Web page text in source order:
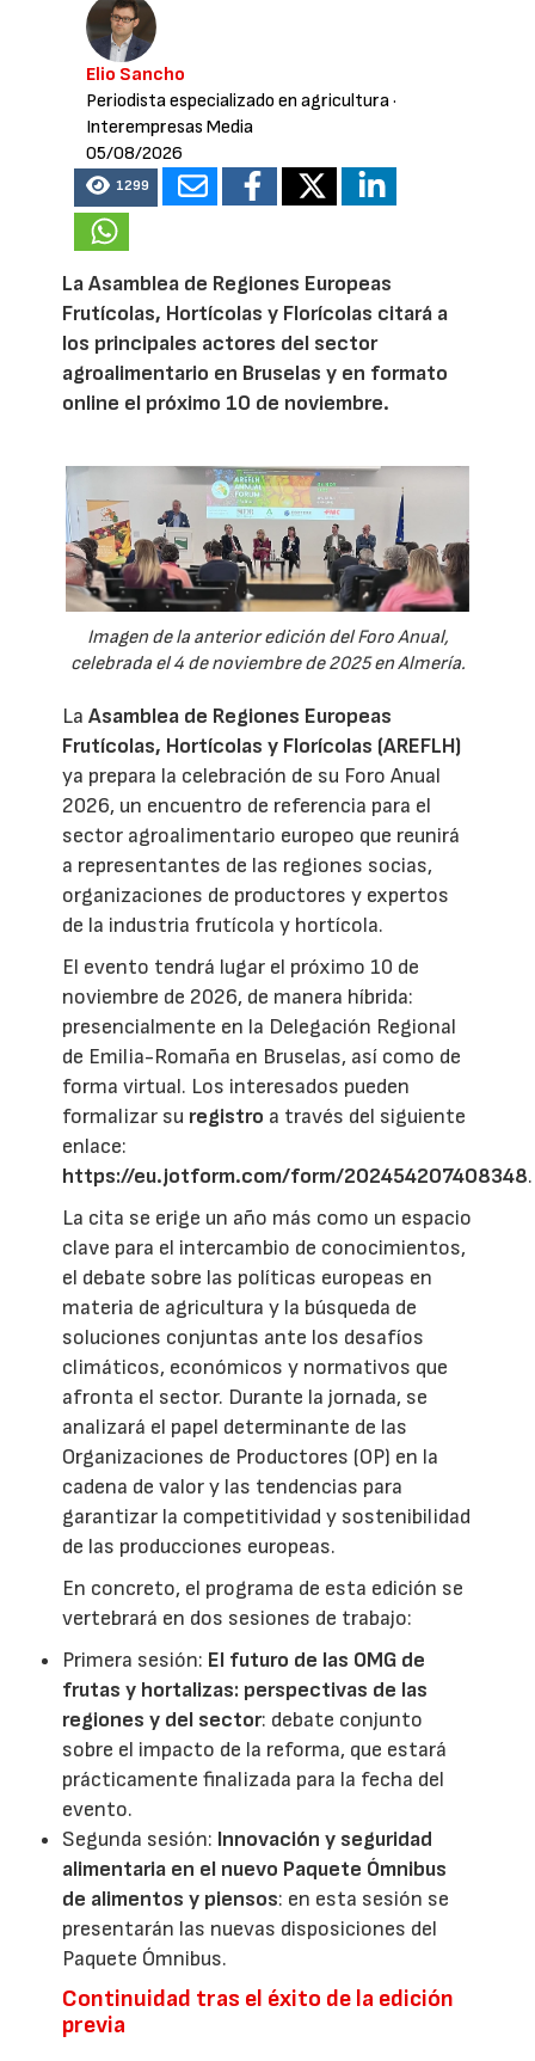
Elio Sancho
Periodista especializado en agricultura·
Interempresas Media
05/08/2026
1299
La Asamblea de Regiones Europeas
Frutícolas, Hortícolas y Florícolas citará a
los principales actores del sector
agroalimentario en Bruselas y en formato
online el próximo 10 de noviembre.
Imagen de la anterior edición del Foro Anual,
celebrada el 4 de noviembre de 2025 en Almería.
LaAsamblea de Regiones Europeas
Frutícolas, Hortícolas y Florícolas (AREFLH)
ya prepara la celebración de su Foro Anual
2026, un encuentro de referencia para el
sector agroalimentario europeo que reunirá
a representantes de las regiones socias,
organizaciones de productores y expertos
de la industria frutícola y hortícola.
El evento tendrá lugar el próximo 10 de
noviembre de 2026, de manera híbrida:
presencialmente en la Delegación Regional
de Emilia-Romaña en Bruselas, así como de
forma virtual. Los interesados pueden
formalizar su registro a través del siguiente
enlace:
https://eu.jotform.com/form/202454207408348.
La cita se erige un año más como un espacio
clave para el intercambio de conocimientos,
el debate sobre las políticas europeas en
materia de agricultura y la búsqueda de
soluciones conjuntas ante los desafíos
climáticos, económicos y normativos que
afronta el sector. Durante la jornada, se
analizará el papel determinante de las
Organizaciones de Productores (OP) en la
cadena de valor y las tendencias para
garantizar la competitividad y sostenibilidad
de las producciones europeas.
En concreto, el programa de esta edición se
vertebrará en dos sesiones de trabajo:
Primera sesión: El futuro de las OMG de
frutas y hortalizas: perspectivas de las
regiones y del sector: debate conjunto
sobre el impacto de la reforma, que estará
prácticamente finalizada para la fecha del
evento.
Segunda sesión: Innovación y seguridad
alimentaria en el nuevo Paquete Ómnibus
de alimentos y piensos: en esta sesión se
presentarán las nuevas disposiciones del
Paquete Ómnibus.
Continuidad tras el éxito de la edición
previa